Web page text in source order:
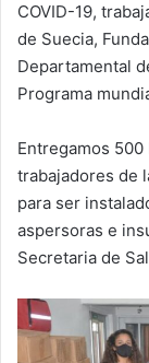
COVID-19,
de Suecia,
Departamental
Programa
Entregamos
trabajadores de
para ser
aspersoras e
Secretaria de